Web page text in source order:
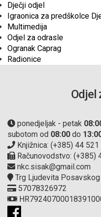
Dječji odjel
Igraonica za predškolce
Multimedija
Odjel za odrasle
Ogranak Caprag
Radionice
Odjel
ponedjeljak - petak
subotom od 08:00 do
Knjižnica: (+385) 44 521
Računovodstvo: (+385)
nkc.sisak@gmail.com
Trg Ljudevita
57078326972